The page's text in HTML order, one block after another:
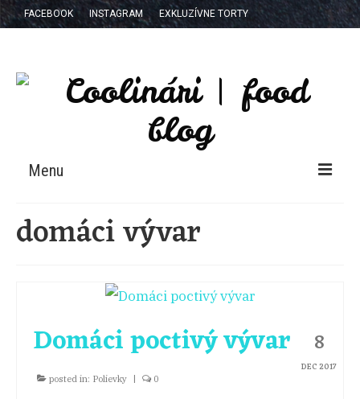
FACEBOOK INSTAGRAM EXKLUZÍVNE TORTY
Menu
RECEPTY
SPOLUPRÁCE
NA CESTÁCH
domáci vývar
8
DEC 2017
Domáci poctivý vývar
posted in: Polievky 0